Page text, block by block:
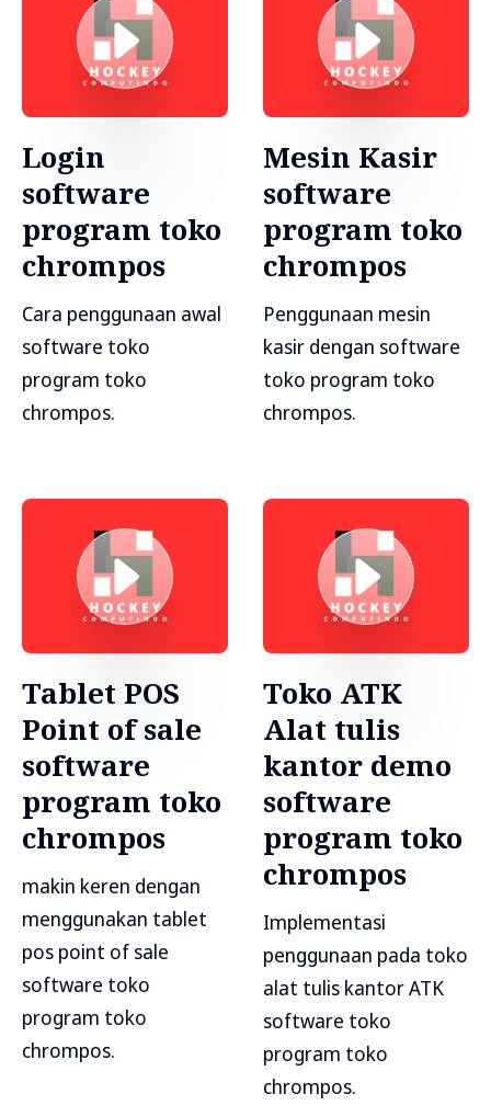
Login
software
program toko
chrompos
Cara penggunaan awal
software toko
program toko
chrompos.
Mesin Kasir
software
program toko
chrompos
Penggunaan mesin
kasir dengan software
toko program toko
chrompos.
Tablet POS
Point of sale
software
program toko
chrompos
makin keren dengan
menggunakan tablet
pos point of sale
software toko
program toko
chrompos.
Toko ATK
Alat tulis
kantor demo
software
program toko
chrompos
Implementasi
penggunaan pada toko
alat tulis kantor ATK
software toko
program toko
chrompos.